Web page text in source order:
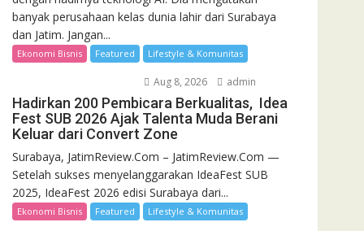
banyak perusahaan kelas dunia lahir dari Surabaya
dan Jatim. Jangan...
Ekonomi Bisnis Featured Lifestyle & Komunitas
Aug 8, 2026 admin
Hadirkan 200 Pembicara Berkualitas, Idea
Fest SUB 2026 Ajak Talenta Muda Berani
Keluar dari Convert Zone
Surabaya, JatimReview.Com – JatimReview.Com —
Setelah sukses menyelanggarakan IdeaFest SUB
2025, IdeaFest 2026 edisi Surabaya dari...
Ekonomi Bisnis Featured Lifestyle & Komunitas